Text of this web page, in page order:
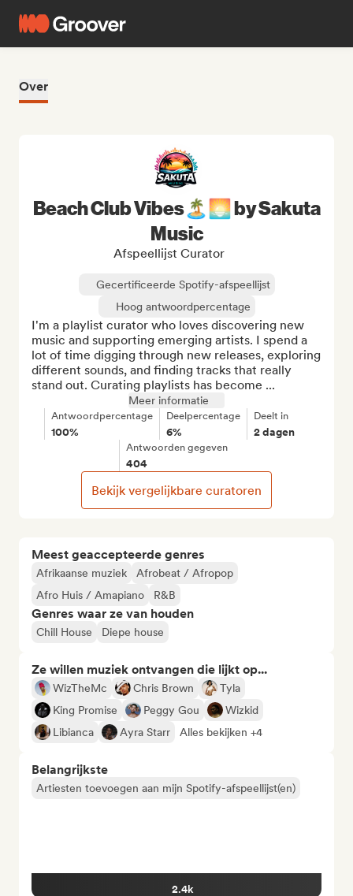
Over
Meest geaccepteerde genres
Afrikaanse muziek
Afrobeat / Afropop
Afro Huis / Amapiano
R&B
Genres waar ze van houden
Chill House Diepe house
Ze willen muziek ontvangen die lijkt op...
WizTheMc Chris Brown
Tyla
King Promise
Peggy Gou
Wizkid
Libianca
Ayra Starr Alles bekijken +4
Belangrijkste
Artiesten toevoegen aan mijn Spotify-afspeellijst(en)
2.4k
Beach Club Vibes🏝️🌅 by Sakuta
Music
Afspeellijst Curator
Gecertificeerde Spotify-afspeellijst
Hoog antwoordpercentage
I'm a playlist curator who loves discovering new
music and supporting emerging artists. I spend a
lot of time digging through new releases, exploring
different sounds, and finding tracks that really
stand out. Curating playlists has become ...
Meer informatie
Antwoordpercentage
100%
Deelpercentage
6%
Deelt in
2 dagen
Antwoorden gegeven
404
Bekijk vergelijkbare curatoren